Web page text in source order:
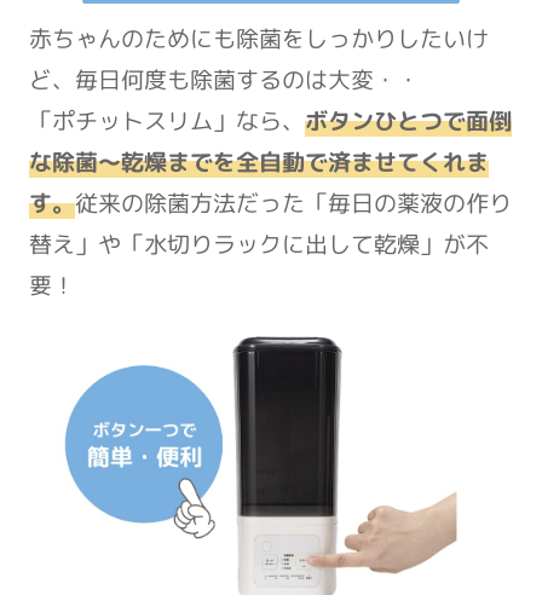
赤ちゃんのためにも除菌をしっかりしたいけ
ど、毎日何度も除菌するのは大変・・
「ポチットスリム」なら、 ボタンひとつで面倒
な除菌～乾燥までを全自動で済ませてくれま
す。従来の除菌方法だった「毎日の薬液の作り
替え」や「水切りラックに出して乾燥」が不
要！